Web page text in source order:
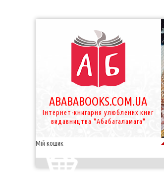
ABABABOOKS.COM.UA
Інтернет-книгарня улюблених книг
видавництва "Абабагаламага"
Мій кошик